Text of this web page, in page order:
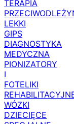
TERAPIA
LEKKI
GIPS
DIAGNOSTYKA
MEDYCZNA
PIONIZATORY
I
FOTELIKI
WÓZKI
DZIECIĘCE